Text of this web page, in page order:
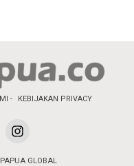
KEBIJAKAN PRIVACY
GLOBAL